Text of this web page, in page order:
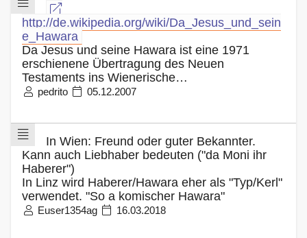
http://de.wikipedia.org/wiki/Da_Jesus_und_sein
e_Hawara
Da Jesus und seine Hawara ist eine 1971
erschienene Übertragung des Neuen
Testaments ins Wienerische…
pedrito 05.12.2007
In Wien: Freund oder guter Bekannter.
Kann auch Liebhaber bedeuten ("da Moni ihr
Haberer")
In Linz wird Haberer/Hawara eher als "Typ/Kerl"
verwendet. "So a komischer Hawara"
Euser1354ag 16.03.2018